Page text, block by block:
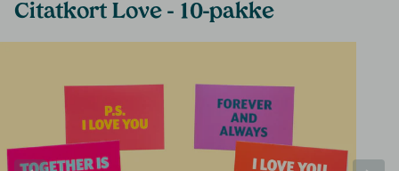
Citatkort Love - 10-pakke